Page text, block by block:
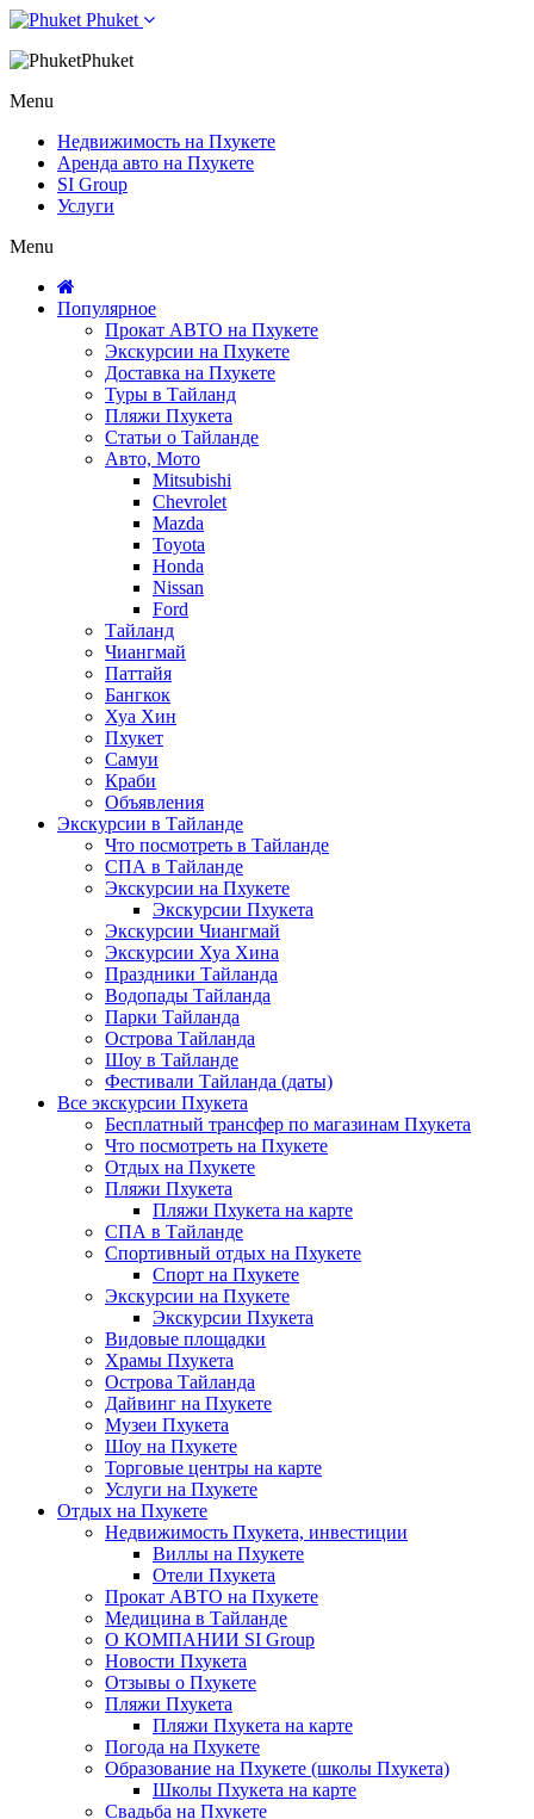
Phuket
Phuket
Menu
Недвижимость на Пхукете
Аренда авто на Пхукете
SI Group
Услуги
Menu
Популярное
Прокат АВТО на Пхукете
Экскурсии на Пхукете
Доставка на Пхукете
Туры в Тайланд
Пляжи Пхукета
Статьи о Тайланде
Авто, Мото
Mitsubishi
Chevrolet
Mazda
Toyota
Honda
Nissan
Ford
Тайланд
Чиангмай
Паттайя
Бангкок
Хуа Хин
Пхукет
Самуи
Краби
Объявления
Экскурсии в Тайланде
Что посмотреть в Тайланде
СПА в Тайланде
Экскурсии на Пхукете
Экскурсии Пхукета
Экскурсии Чиангмай
Экскурсии Хуа Хина
Праздники Тайланда
Водопады Тайланда
Парки Тайланда
Острова Тайланда
Шоу в Тайланде
Фестивали Тайланда (даты)
Все экскурсии Пхукета
Бесплатный трансфер по магазинам Пхукета
Что посмотреть на Пхукете
Отдых на Пхукете
Пляжи Пхукета
Пляжи Пхукета на карте
СПА в Тайланде
Спортивный отдых на Пхукете
Спорт на Пхукете
Экскурсии на Пхукете
Экскурсии Пхукета
Видовые площадки
Храмы Пхукета
Острова Тайланда
Дайвинг на Пхукете
Музеи Пхукета
Шоу на Пхукете
Торговые центры на карте
Услуги на Пхукете
Отдых на Пхукете
Недвижимость Пхукета, инвестиции
Виллы на Пхукете
Отели Пхукета
Прокат АВТО на Пхукете
Медицина в Тайланде
О КОМПАНИИ SI Group
Новости Пхукета
Отзывы о Пхукете
Пляжи Пхукета
Пляжи Пхукета на карте
Погода на Пхукете
Образование на Пхукете (школы Пхукета)
Школы Пхукета на карте
Свадьба на Пхукете